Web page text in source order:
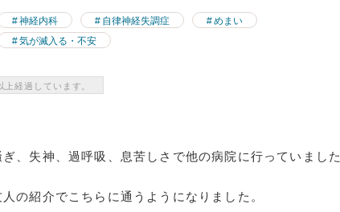
神経内科 自律神経失調症
めまい
気が滅入る・不安
上経過しています。
、失神、過呼吸、息苦しさで他の病院に行っていました
の紹介でこちらに通うようになりました。